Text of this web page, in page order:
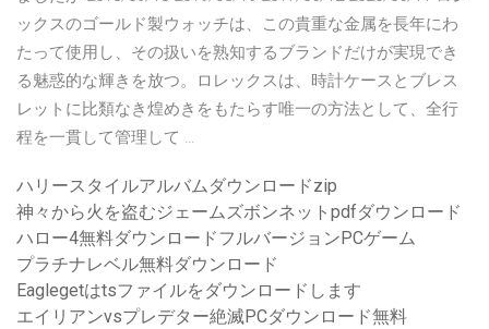
ックスのゴールド製ウォッチは、この貴重な金属を長年にわ
たって使用し、その扱いを熟知するブランドだけが実現でき
る魅惑的な輝きを放つ。ロレックスは、時計ケースとブレス
レットに比類なき煌めきをもたらす唯一の方法として、全行
程を一貫して管理して …
ハリースタイルアルバムダウンロードzip
神々から火を盗むジェームズボンネットpdfダウンロード
ハロー4無料ダウンロードフルバージョンPCゲーム
プラチナレベル無料ダウンロード
Eaglegetはtsファイルをダウンロードします
エイリアンvsプレデター絶滅PCダウンロード無料